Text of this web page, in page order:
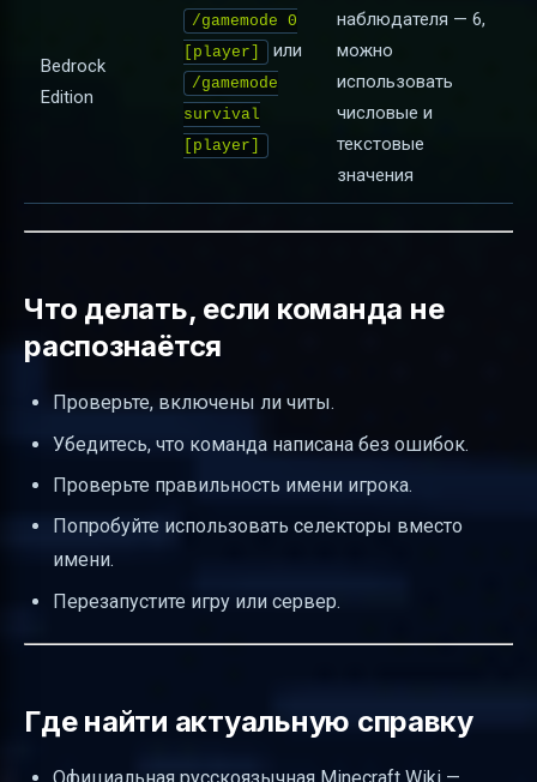
Bedrock
Edition
/gamemode 0
[player]
или
/gamemode
survival
[player]
наблюдателя — 6,
можно
использовать
числовые и
текстовые
значения
Что делать, если команда не
распознаётся
Проверьте, включены ли читы.
Убедитесь, что команда написана без ошибок.
Проверьте правильность имени игрока.
Попробуйте использовать селекторы вместо
имени.
Перезапустите игру или сервер.
Где найти актуальную справку